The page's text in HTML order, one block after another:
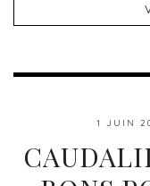
1 JUIN